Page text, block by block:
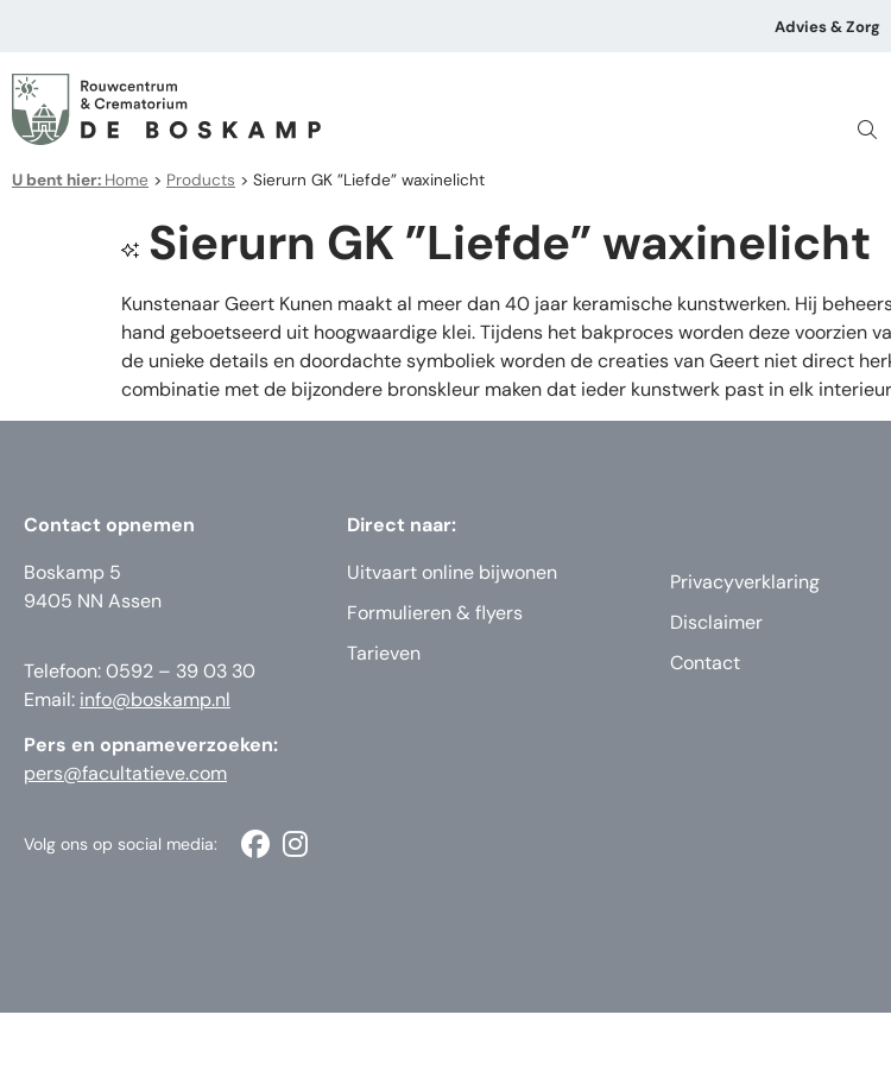
Advies & Zorg
U bent hier: Home > Products > Sierurn GK ”Liefde” waxinelicht
Sierurn GK ”Liefde” waxinelicht
Kunstenaar Geert Kunen maakt al meer dan 40 jaar keramische kunstwerken. Hij
hand geboetseerd uit hoogwaardige klei. Tijdens het bakproces worden deze voorzien
de unieke details en doordachte symboliek worden de creaties van Geert niet direct
combinatie met de bijzondere bronskleur maken dat ieder kunstwerk past in elk
Contact opnemen
Boskamp 5
9405 NN Assen
Telefoon: 0592 – 39 03 30
Email: info@boskamp.nl
Pers en opnameverzoeken:
pers@facultatieve.com
Direct naar:
Uitvaart online bijwonen
Formulieren & flyers
Tarieven
Privacyverklaring
Disclaimer
Contact
Volg ons op social media: